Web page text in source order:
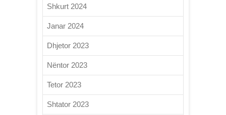
Shkurt 2024
Janar 2024
Dhjetor 2023
Nëntor 2023
Tetor 2023
Shtator 2023